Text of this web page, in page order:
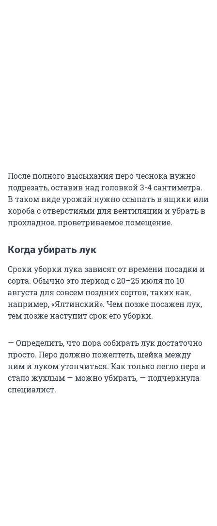
После полного высыхания перо чеснока нужно
подрезать, оставив над головкой 3-4 сантиметра.
В таком виде урожай нужно ссыпать в ящики или
короба с отверстиями для вентиляции и убрать в
прохладное, проветриваемое помещение.
Когда убирать лук
Сроки уборки лука зависят от времени посадки и
сорта. Обычно это период с 20–25 июля по 10
августа для совсем поздних сортов, таких как,
например, «Ялтинский». Чем позже посажен лук,
тем позже наступит срок его уборки.
— Определить, что пора собирать лук достаточно
просто. Перо должно пожелтеть, шейка между
ним и луком утончиться. Как только легло перо и
стало жухлым — можно убирать, — подчеркнула
специалист.